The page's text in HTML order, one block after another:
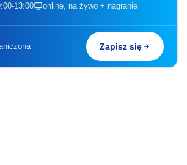
13:00 online, na żywo + nagranie
Zapisz się